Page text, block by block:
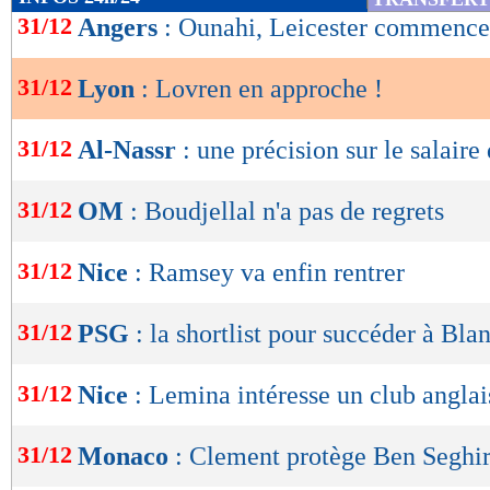
de
lecture
OK
31/12 Angers : Ounahi, Leicester
31/12 Lyon : Lovren en approche !
31/12 Al-Nassr : une précision sur le salaire
31/12 OM : Boudjellal n'a pas de regrets
31/12 Nice : Ramsey va enfin rentrer
31/12 PSG : la shortlist pour succéder à
31/12 Nice : Lemina intéresse un club
31/12 Monaco : Clement protège Ben Seghir